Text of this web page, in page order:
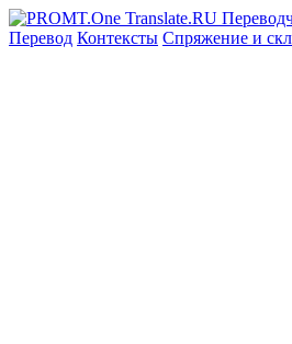
Перевод Контексты Спряжение и